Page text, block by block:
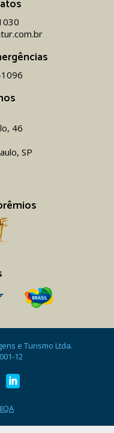
46
SP
e Turismo Ltda.
12